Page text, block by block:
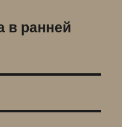
в ранней